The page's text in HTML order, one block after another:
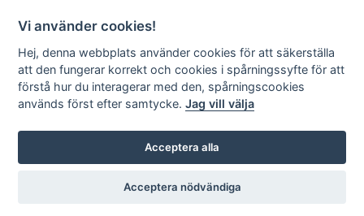
Sök
Vi använder cookies!
Hej, denna webbplats använder cookies för att säkerställa
att den fungerar korrekt och cookies i spårningssyfte för att
förstå hur du interagerar med den, spårningscookies
används först efter samtycke.Jag vill välja
Acceptera alla
Acceptera nödvändiga